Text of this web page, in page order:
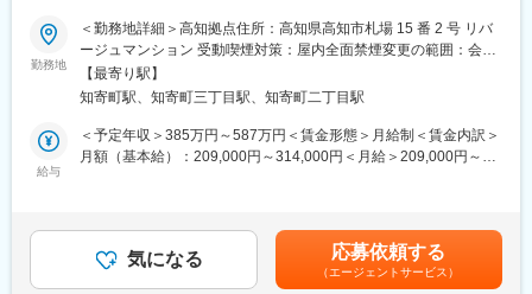
■組織構成：
高知営業所は計4名（所長1名、営業1名、内勤2名）の少人数体
制。密に連携しながら業務を進めるため、相談しやすく主体的に
動ける環境です。
■就業環境：
平均勤続年数13.3年と定着率が高く、安定して長期就業できる風
公共インフラ関連事業のため景気の波に左右されにくく安定性抜
群～
■担当業務：
当社において、下記の通りの業務をお任せ致します。
（1）高知県エリアの上下水道設備に納入している電機・計装・情
報設備の保守点検業務
■当社の魅力：
◇当社の親会社であるメタウォーター株式会社は、2008年4月、
勤務地
＜勤務地詳細＞高知拠点住所：高知県高知市札場 15 番 2 号 リバ
ージュマンション 受動喫煙対策：屋内全面禁煙変更の範囲：会社
の定める事業所
【最寄り駅】
知寄町駅、知寄町三丁目駅、知寄町二丁目駅
給与
＜予定年収＞385万円～587万円＜賃金形態＞月給制＜賃金内訳＞
月額（基本給）：209,000円～314,000円＜月給＞209,000円～
気になる 応募依頼する
（エージェントサービス）